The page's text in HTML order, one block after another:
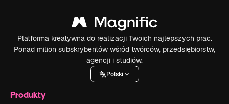
Platforma kreatywna do realizacji Twoich najlepszych prac.
Ponad milion subskrybentów wśród twórców, przedsiębiorstw,
agencji i studiów.
Polski
Produkty